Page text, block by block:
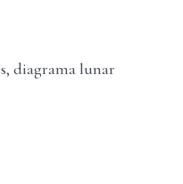
diagrama lunar